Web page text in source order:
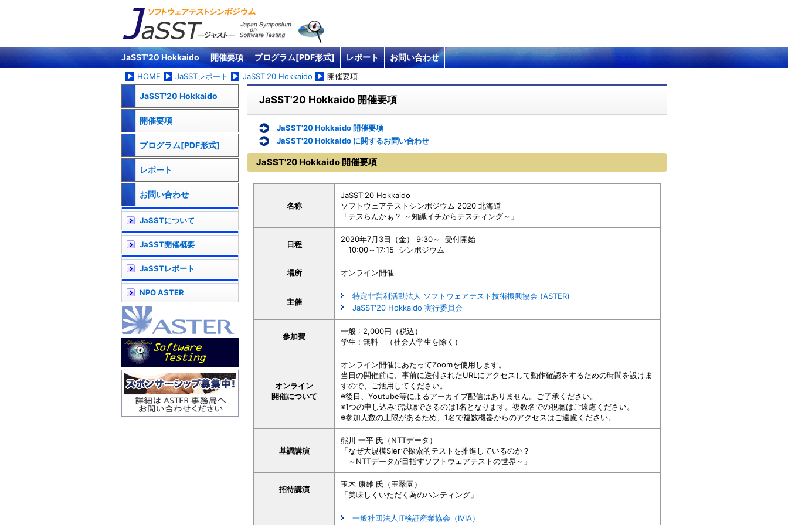
JaSST'20 Hokkaido 開催要項 プログラム[PDF形式] レポート お問い合わせ
HOME JaSSTレポート JaSST'20 Hokkaido 開催要項
JaSST'20 Hokkaido
開催要項
プログラム[PDF形式]
レポート
お問い合わせ
JaSSTについて
JaSST開催概要
JaSSTレポート
NPO ASTER
JaSST'20 Hokkaido 開催要項
JaSST'20 Hokkaido 開催要項
JaSST'20 Hokkaido に関するお問い合わせ
JaSST'20 Hokkaido 開催要項
名称
JaSST'20 Hokkaido
ソフトウェアテストシンポジウム 2020 北海道
「テスらんかぁ？ ～知識イチからテスティング～」
日程
2020年7月3日（金） 9:30～ 受付開始
10:00～17:15 シンポジウム
場所 オンライン開催
主催
特定非営利活動法人 ソフトウェアテスト技術振興協会 (ASTER)
JaSST'20 Hokkaido 実行委員会
参加費
一般 : 2,000円（税込）
学生 : 無料 （社会人学生を除く）
オンライン
開催について
オンライン開催にあたってZoomを使用します。
当日の開催前に、事前に送付されたURLにアクセスして動作確認をするための時間を設けま
すので、ご活用してください。
※後日、Youtube等によるアーカイブ配信はありません。ご了承ください。
※1つの申し込みで試聴できるのは1名となります。複数名での視聴はご遠慮ください。
※参加人数の上限があるため、1名で複数機器からのアクセスはご遠慮ください。
基調講演
熊川 一平 氏（NTTデータ）
「なぜ大規模SIerで探索的テストを推進しているのか？
～NTTデータが目指すソフトウェアテストの世界～」
招待講演
玉木 康雄 氏（玉翠園）
「美味しくいただく為のハンティング」
一般社団法人IT検証産業協会（IVIA）